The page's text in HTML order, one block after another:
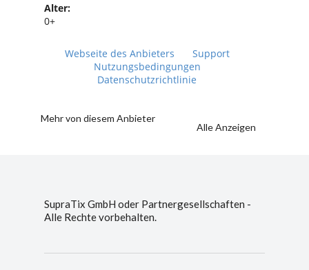
Alter:
0+
Webseite des Anbieters
Support
Nutzungsbedingungen
Datenschutzrichtlinie
Mehr von diesem Anbieter
Alle Anzeigen
SupraTix GmbH oder Partnergesellschaften -
Alle Rechte vorbehalten.